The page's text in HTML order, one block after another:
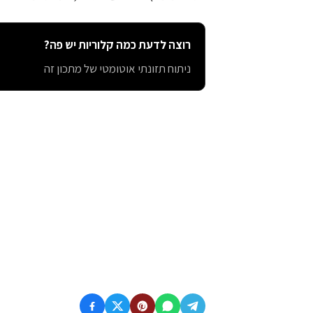
רוצה לדעת כמה קלוריות יש פה?
ניתוח תזונתי אוטומטי של מתכון זה